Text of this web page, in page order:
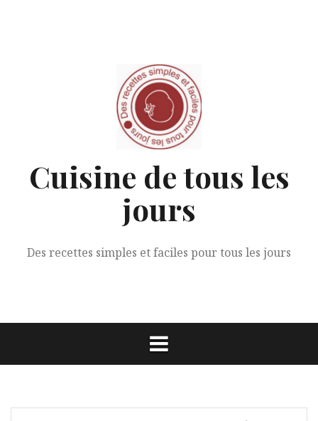
Cuisine de tous les
jours
Des recettes simples et faciles pour tous les jours